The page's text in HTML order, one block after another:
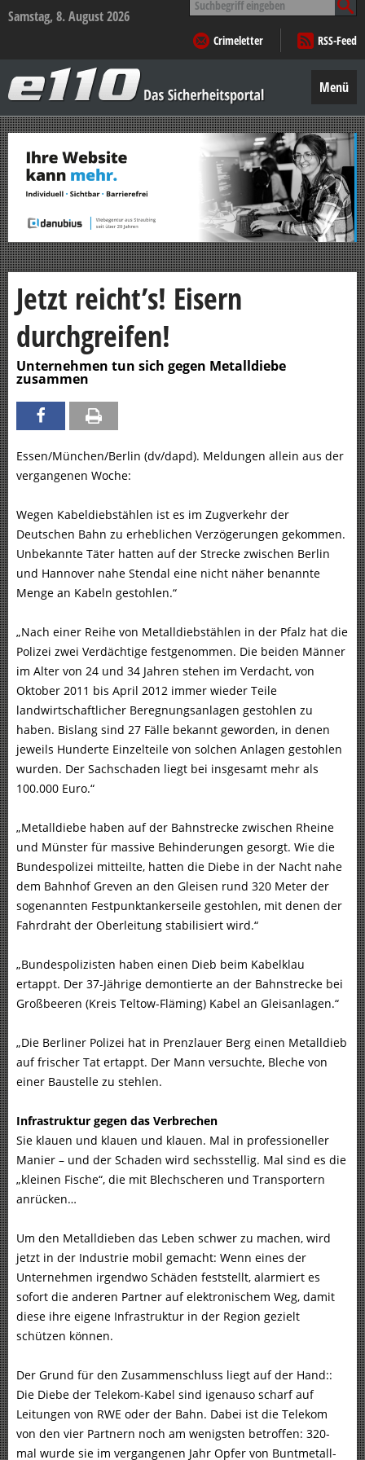
Samstag, 8. August 2026
nach:
Crimeletter
RSS-Feed
–
Das
Sicherheitsportal
Menü
Zum
Inhalt
springen
Jetzt reicht’s! Eisern
durchgreifen!
Unternehmen tun sich gegen Metalldiebe
zusammen
Essen/München/Berlin (dv/dapd). Meldungen allein aus der
vergangenen Woche:
Wegen Kabeldiebstählen ist es im Zugverkehr der
Deutschen Bahn zu erheblichen Verzögerungen gekommen.
Unbekannte Täter hatten auf der Strecke zwischen Berlin
und Hannover nahe Stendal eine nicht näher benannte
Menge an Kabeln gestohlen.“
„Nach einer Reihe von Metalldiebstählen in der Pfalz hat die
Polizei zwei Verdächtige festgenommen. Die beiden Männer
im Alter von 24 und 34 Jahren stehen im Verdacht, von
Oktober 2011 bis April 2012 immer wieder Teile
landwirtschaftlicher Beregnungsanlagen gestohlen zu
haben. Bislang sind 27 Fälle bekannt geworden, in denen
jeweils Hunderte Einzelteile von solchen Anlagen gestohlen
wurden. Der Sachschaden liegt bei insgesamt mehr als
100.000 Euro.“
„Metalldiebe haben auf der Bahnstrecke zwischen Rheine
und Münster für massive Behinderungen gesorgt. Wie die
Bundespolizei mitteilte, hatten die Diebe in der Nacht nahe
dem Bahnhof Greven an den Gleisen rund 320 Meter der
sogenannten Festpunktankerseile gestohlen, mit denen der
Fahrdraht der Oberleitung stabilisiert wird.“
„Bundespolizisten haben einen Dieb beim Kabelklau
ertappt. Der 37-Jährige demontierte an der Bahnstrecke bei
Großbeeren (Kreis Teltow-Fläming) Kabel an Gleisanlagen.“
„Die Berliner Polizei hat in Prenzlauer Berg einen Metalldieb
auf frischer Tat ertappt. Der Mann versuchte, Bleche von
einer Baustelle zu stehlen.
Infrastruktur gegen das Verbrechen
Sie klauen und klauen und klauen. Mal in professioneller
Manier – und der Schaden wird sechsstellig. Mal sind es die
„kleinen Fische“, die mit Blechscheren und Transportern
anrücken…
Um den Metalldieben das Leben schwer zu machen, wird
jetzt in der Industrie mobil gemacht: Wenn eines der
Unternehmen irgendwo Schäden feststellt, alarmiert es
sofort die anderen Partner auf elektronischem Weg, damit
diese ihre eigene Infrastruktur in der Region gezielt
schützen können.
Der Grund für den Zusammenschluss liegt auf der Hand::
Die Diebe der Telekom-Kabel sind igenauso scharf auf
Leitungen von RWE oder der Bahn. Dabei ist die Telekom
von den vier Partnern noch am wenigsten betroffen: 320-
mal wurde sie im vergangenen Jahr Opfer von Buntmetall-